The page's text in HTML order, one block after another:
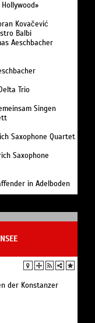
Kovačević
Balbi
Aeschbacher
Trio
Singen
Saxophone Quartet
Saxophone
in Adelboden
der Konstanzer